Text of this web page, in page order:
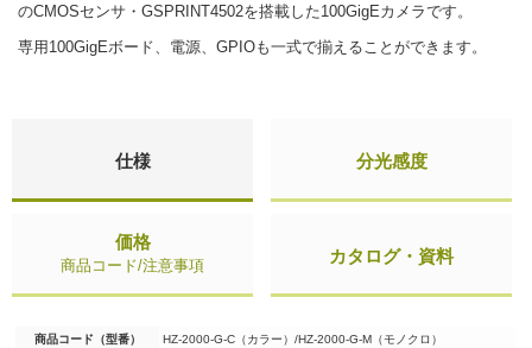
のCMOSセンサ・GSPRINT4502を搭載した100GigEカメラです。
専用100GigEボード、電源、GPIOも一式で揃えることができます。
仕様 分光感度
価格
商品コード/注意事項 カタログ・資料
商品コード（型番） HZ-2000-G-C（カラー）/HZ-2000-G-M（モノクロ）